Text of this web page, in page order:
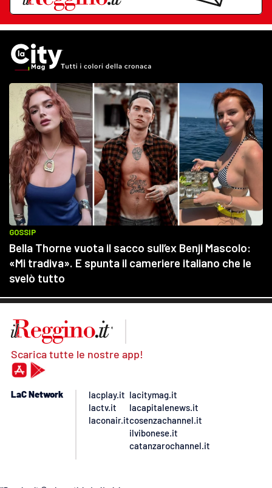
Scarica tutte le nostre app!
LaC Network
lacplay.it
lactv.it
laconair.it
lacitymag.it
lacapitalenews.it
cosenzachannel.it
ilvibonese.it
catanzarochannel.it